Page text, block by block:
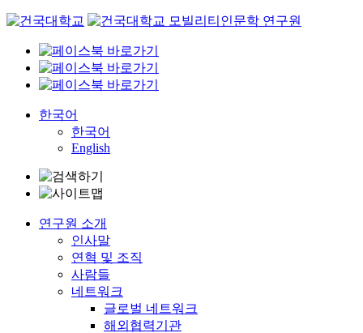
Skip
content
한국어
한국어
English
연구원 소개
인사말
연혁 및 조직
사람들
네트워크
글로벌 네트워크
해외협력기관